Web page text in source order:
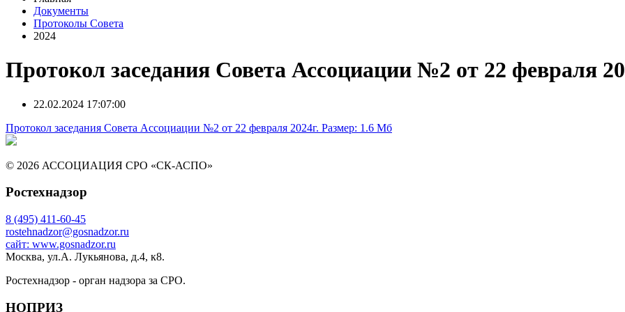
Документы
Протоколы Совета
2024
Протокол заседания Совета Ассоциации №2 от 22 февраля
22.02.2024 17:07:00
Протокол заседания Совета Ассоциации №2 от 22 февраля 2024г. Размер: 1.6 Мб
© 2026 АССОЦИАЦИЯ СРО «СК-АСПО»
Ростехнадзор
8 (495) 411-60-45
rostehnadzor@gosnadzor.ru
сайт: www.gosnadzor.ru
Москва, ул.А. Лукьянова, д.4, к8.
Ростехнадзор - орган надзора за СРО.
НОПРИЗ